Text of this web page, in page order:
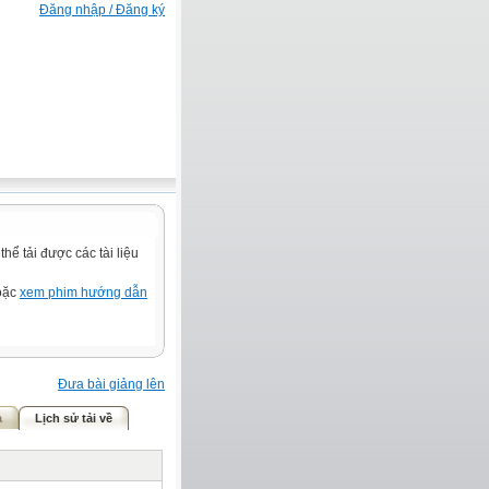
Đăng nhập / Đăng ký
tải được các tài liệu
xem phim hướng dẫn
Đưa bài giảng lên
Lịch sử tải về